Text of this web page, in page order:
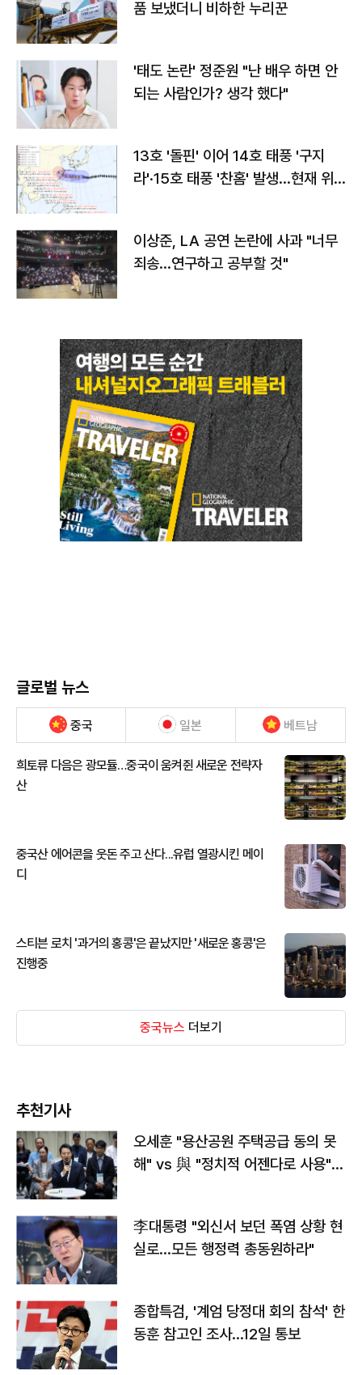
품 보냈더니 비하한 누리꾼
'태도 논란' 정준원 "난 배우 하면 안
되는 사람인가? 생각 했다"
13호 '돌핀' 이어 14호 태풍 '구지
라'·15호 태풍 '찬홈' 발생…현재 위
이상준, LA 공연 논란에 사과 "너무
죄송…연구하고 공부할 것"
글로벌 뉴스
중국 일본 베트남
희토류 다음은 광모듈…중국이 움켜쥔 새로운 전략자
산
중국산 에어콘을 웃돈 주고 산다...유럽 열광시킨 메이
디
스티븐 로치 '과거의 홍콩'은 끝났지만 '새로운 홍콩'은
진행중
중국뉴스 더보기
추천기사
오세훈 "용산공원 주택공급 동의 못
해" vs 與 "정치적 어젠다로 사용"
李대통령 "외신서 보던 폭염 상황 현
실로…모든 행정력 총동원하라"
종합특검, '계엄 당정대 회의 참석' 한
동훈 참고인 조사...12일 통보